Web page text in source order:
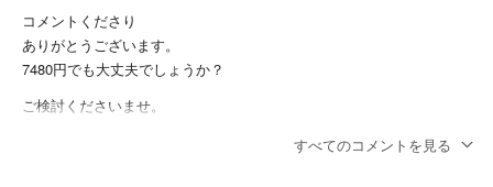
コメントくださり
ありがとうございます。
7480円でも大丈夫でしょうか？
ご検討くださいませ。
すべてのコメントを見る